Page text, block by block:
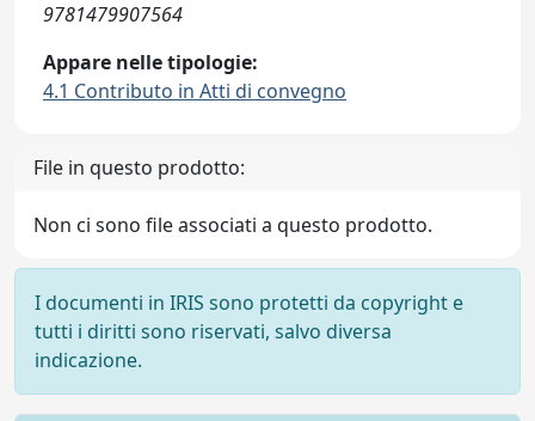
9781479907564
Appare nelle tipologie:
4.1 Contributo in Atti di convegno
File in questo prodotto:
Non ci sono file associati a questo prodotto.
I documenti in IRIS sono protetti da copyright e
tutti i diritti sono riservati, salvo diversa
indicazione.